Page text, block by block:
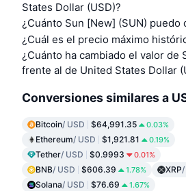
States Dollar (USD)?
¿Cuánto Sun [New] (SUN) puedo
¿Cuál es el precio máximo
¿Cuánto ha cambiado el valor de
frente al de United States Dollar
Conversiones similares a
Bitcoin/ USD $64,991.35 0.03%
Ethereum/ USD $1,921.81 0.19%
Tether/ USD $0.9993 0.01%
BNB/ USD $606.39 1.78% XRP/
Solana/ USD $76.69 1.67%